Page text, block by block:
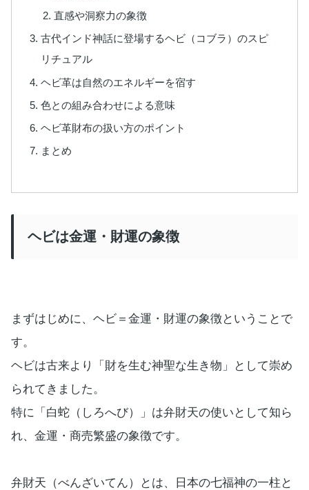
直感や洞察力の象徴
古代インド神話に登場するヘビ（コブラ）のスピ
リチュアル
ヘビ革は自然のエネルギーを宿す
色との組み合わせによる意味
ヘビ革財布の扱い方のポイント
まとめ
ヘビは金運・財運の象徴
まずはじめに、ヘビ＝金運・財運の象徴ということで
す。
ヘビは古来より「財を生む神聖な生き物」として崇め
られてきました。
特に「白蛇（しろへび）」は弁財天の使いとして知ら
れ、金運・商売繁盛の象徴です。
弁財天（べんざいてん）とは、日本の七福神の一柱と